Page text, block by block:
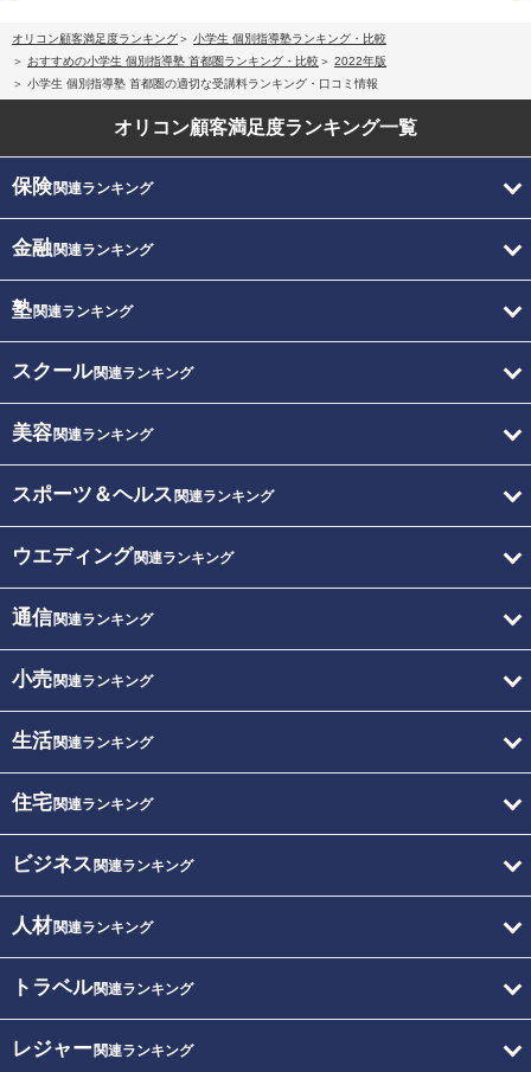
オリコン顧客満足度ランキング
小学生 個別指導塾ランキング・比較
おすすめの小学生 個別指導塾 首都圏ランキング・比較
2022年版
小学生 個別指導塾 首都圏の適切な受講料ランキング・口コミ情報
オリコン顧客満足度ランキング一覧
保険関連ランキング
金融関連ランキング
塾関連ランキング
スクール関連ランキング
美容関連ランキング
スポーツ＆ヘルス 関連ランキング
ウエディング関連ランキング
通信関連ランキング
小売関連ランキング
生活関連ランキング
住宅関連ランキング
ビジネス 関連ランキング
人材関連ランキング
トラベル関連ランキング
レジャー関連ランキング